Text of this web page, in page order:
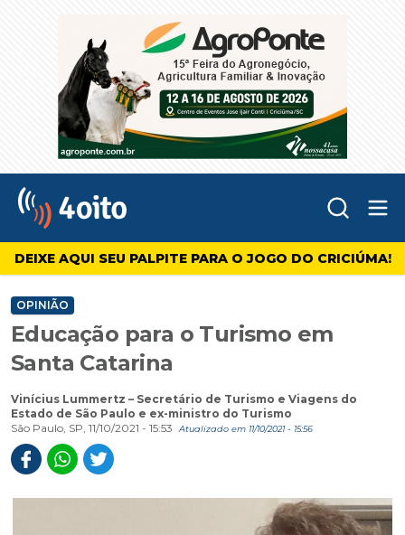
4oito
DEIXE AQUI SEU PALPITE PARA O JOGO DO CRICIÚMA!
OPINIÃO
Educação para o Turismo em
Santa Catarina
Vinícius Lummertz – Secretário de Turismo e Viagens do
Estado de São Paulo e ex-ministro do Turismo
São Paulo, SP, 11/10/2021 - 15:53
Atualizado em 11/10/2021 - 15:56